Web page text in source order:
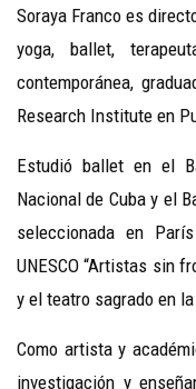
Soraya Franco es
yoga, ballet,
contemporánea,
Research Institute en
Estudió ballet en el
Nacional de Cuba y el
seleccionada en
UNESCO “Artistas sin
y el teatro sagrado en
Como artista y
investigación y